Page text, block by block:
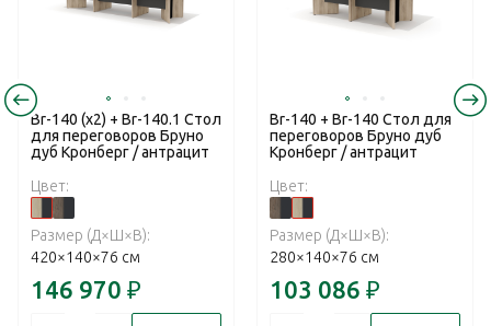
Br-140 (x2) + Br-140.1 Стол
для переговоров Бруно
дуб Кронберг / антрацит
Цвет:
Размер (Д×Ш×В):
420×140×76 см
146 970 ₽
Br-140 + Br-140 Стол для
переговоров Бруно дуб
Кронберг / антрацит
Цвет:
Размер (Д×Ш×В):
280×140×76 см
103 086 ₽